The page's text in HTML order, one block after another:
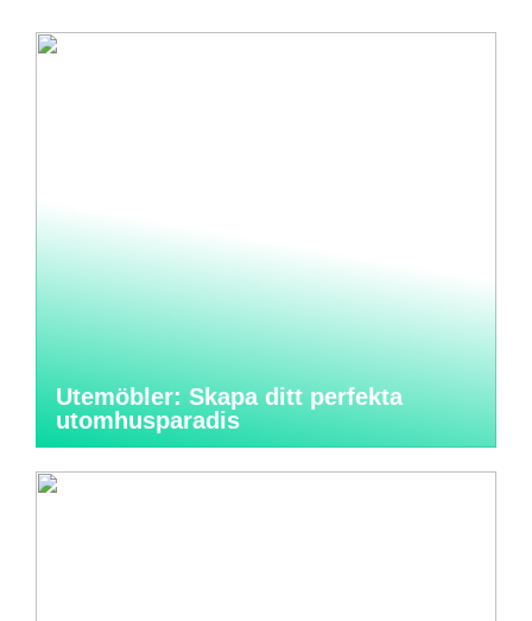
Utemöbler: Skapa ditt perfekta
utomhusparadis